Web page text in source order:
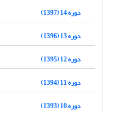
دوره 14 (1397)
دوره 13 (1396)
دوره 12 (1395)
دوره 11 (1394)
دوره 10 (1393)